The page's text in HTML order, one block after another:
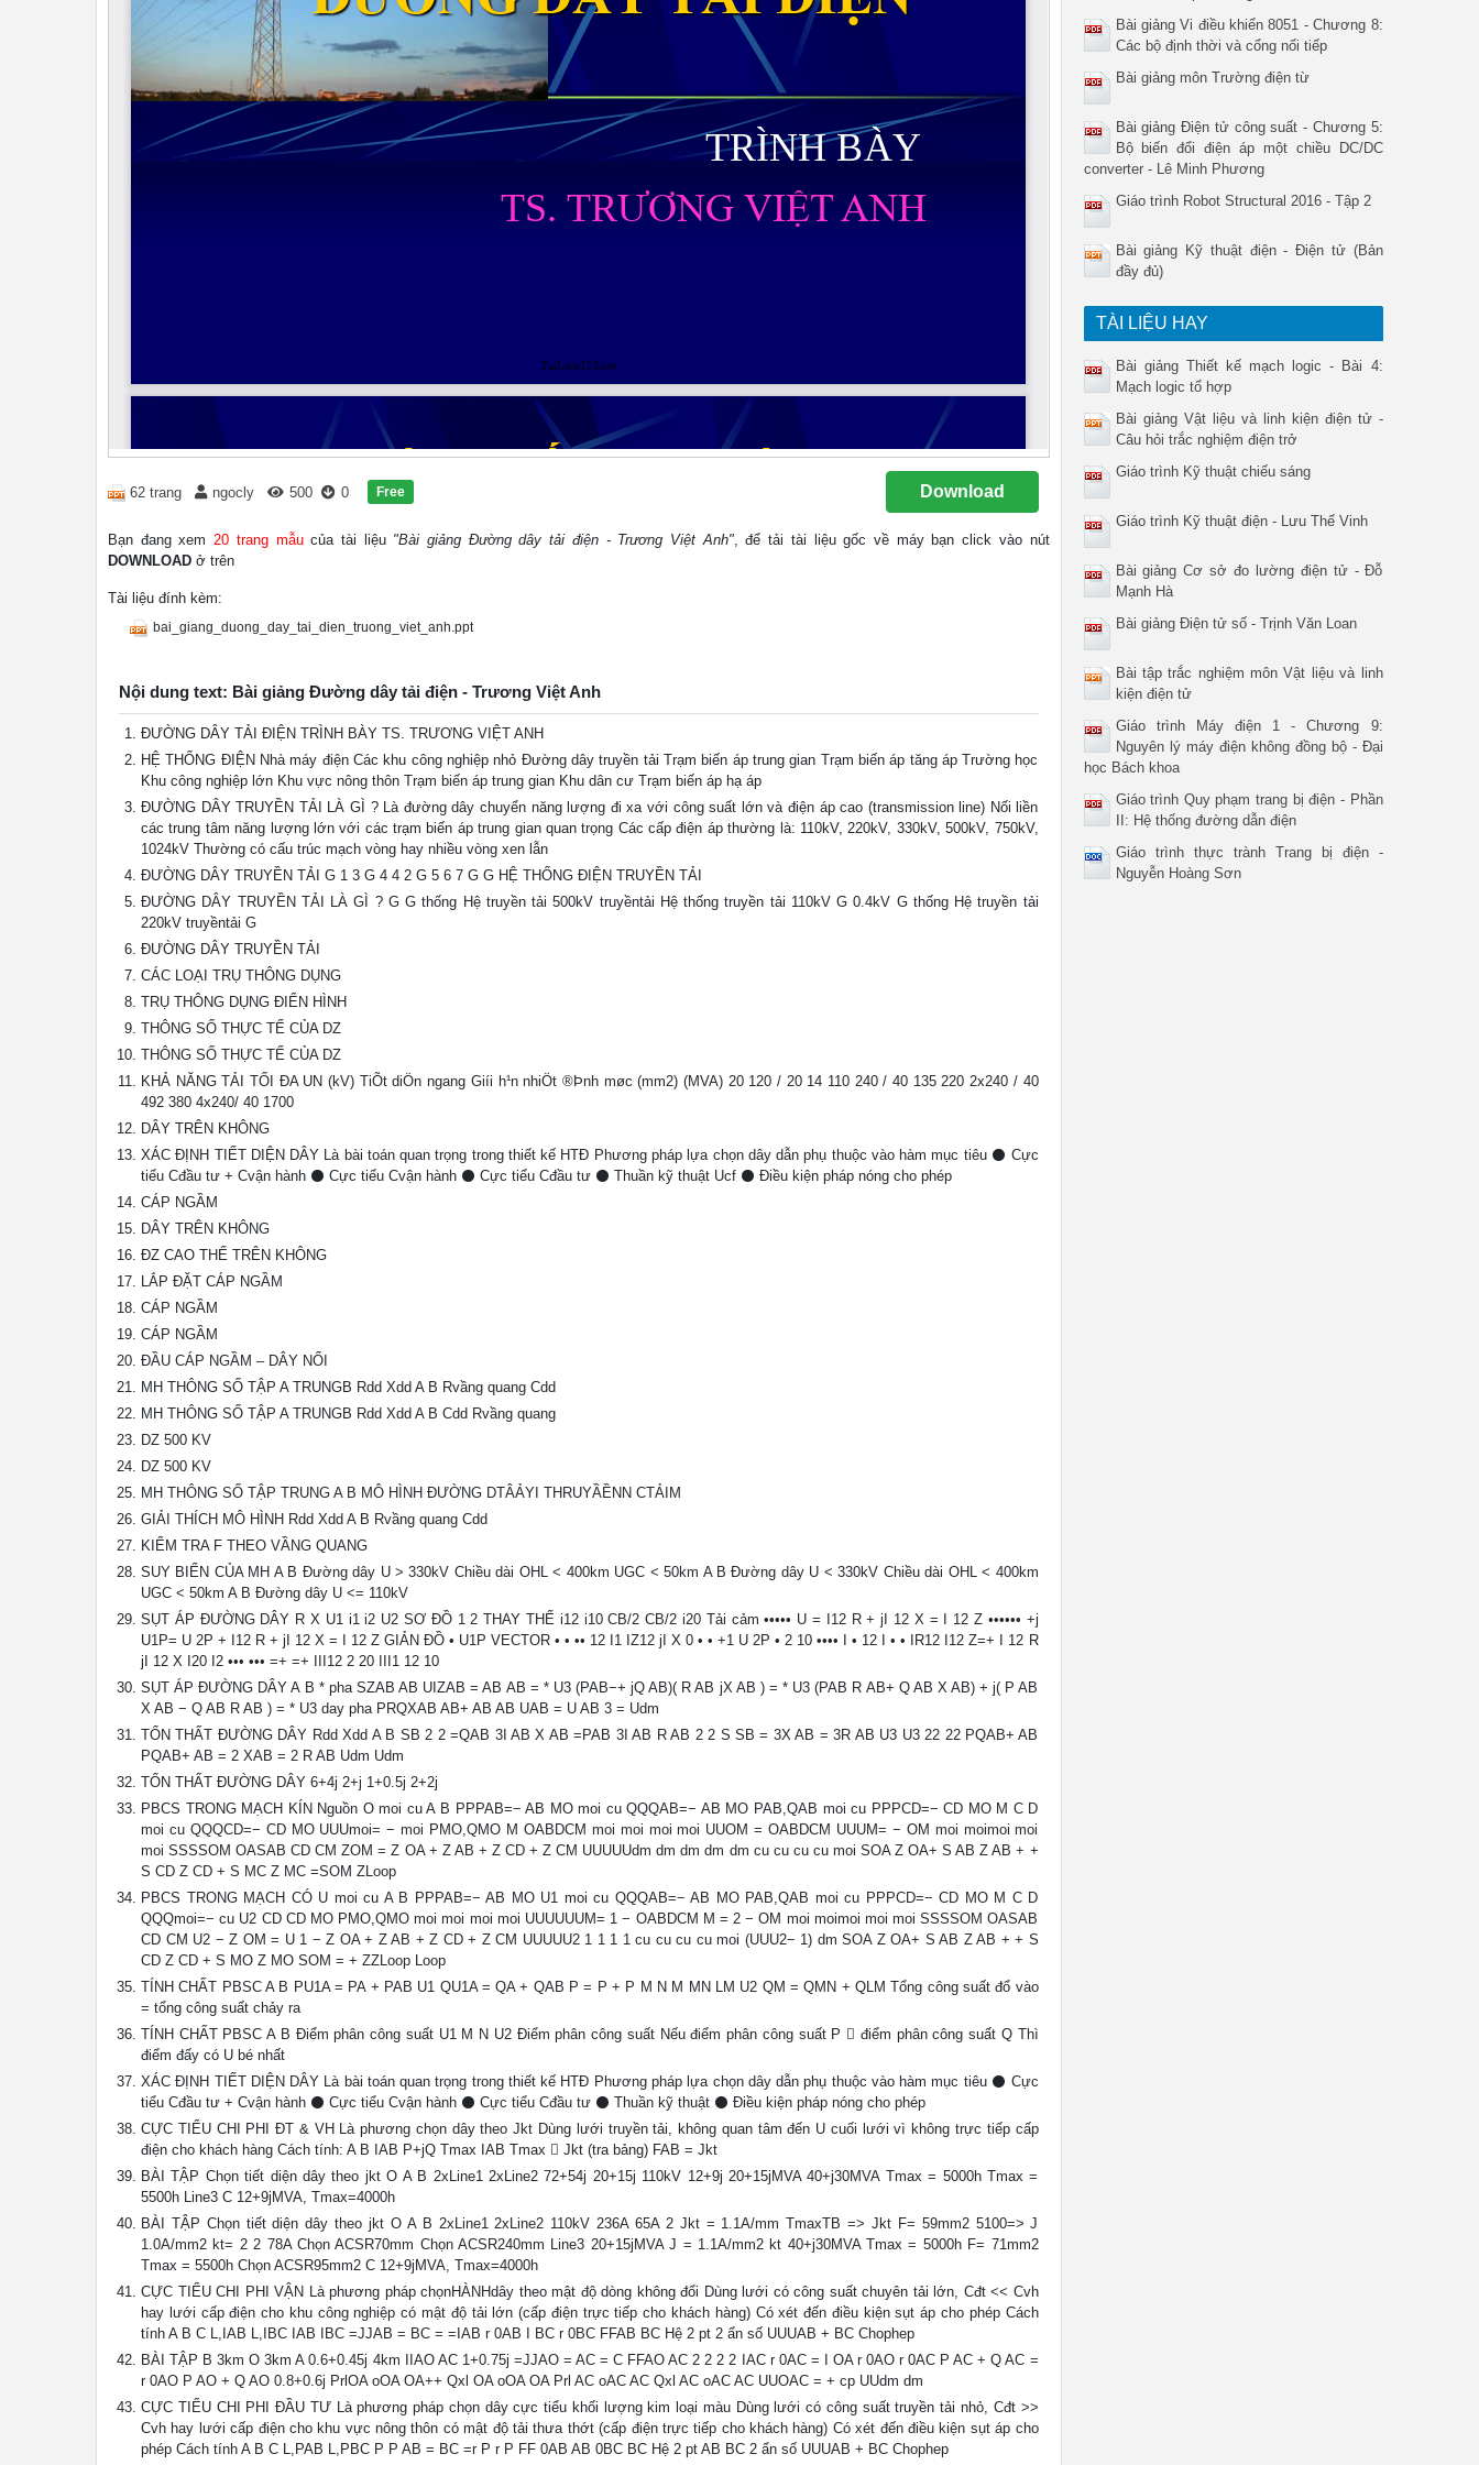
62 trang ngocly 500 0 Free Download
Bạn đang xem20 trang mẫucủa tài liệu "Bài giảng Đường dây tải điện - Trương Việt Anh", để tải tài liệu gốc về máy bạn click vào nút
DOWNLOAD ở trên
Tài liệu đính kèm:
bai_giang_duong_day_tai_dien_truong_viet_anh.ppt
Nội dung text: Bài giảng Đường dây tải điện - Trương Việt Anh
ĐƯỜNG DÂY TẢI ĐIỆN TRÌNH BÀY TS. TRƯƠNG VIỆT ANH
HỆ THỐNG ĐIỆN Nhà máy điện Các khu công nghiệp nhỏ Đường dây truyền tải Trạm biến áp trung gian Trạm biến áp tăng áp Trường học
Khu công nghiệp lớn Khu vực nông thôn Trạm biến áp trung gian Khu dân cư Trạm biến áp hạ áp
ĐƯỜNG DÂY TRUYỀN TẢI LÀ GÌ ? Là đường dây chuyển năng lượng đi xa với công suất lớn và điện áp cao (transmission line) Nối liền
các trung tâm năng lượng lớn với các trạm biến áp trung gian quan trọng Các cấp điện áp thường là: 110kV, 220kV, 330kV, 500kV, 750kV,
1024kV Thường có cấu trúc mạch vòng hay nhiều vòng xen lẫn
ĐƯỜNG DÂY TRUYỀN TẢI G 1 3 G 4 4 2 G 5 6 7 G G HỆ THỐNG ĐIỆN TRUYỀN TẢI
ĐƯỜNG DÂY TRUYỀN TẢI LÀ GÌ ? G G thống Hệ truyền tải 500kV truyềntải Hệ thống truyền tải 110kV G 0.4kV G thống Hệ truyền tải
220kV truyềntải G
ĐƯỜNG DÂY TRUYỀN TẢI
CÁC LOẠI TRỤ THÔNG DỤNG
TRỤ THÔNG DỤNG ĐIỂN HÌNH
THÔNG SỐ THỰC TẾ CỦA DZ
THÔNG SỐ THỰC TẾ CỦA DZ
KHẢ NĂNG TẢI TỐI ĐA UN (kV) TiÕt diÖn ngang Giíi h¹n nhiÖt ®Þnh møc (mm2) (MVA) 20 120 / 20 14 110 240 / 40 135 220 2x240 / 40
492 380 4x240/ 40 1700
DÂY TRÊN KHÔNG
XÁC ĐỊNH TIẾT DIỆN DÂY Là bài toán quan trọng trong thiết kế HTĐ Phương pháp lựa chọn dây dẫn phụ thuộc vào hàm mục tiêu ⚫ Cực
tiểu Cđầu tư + Cvận hành ⚫ Cực tiểu Cvận hành ⚫ Cực tiểu Cđầu tư ⚫ Thuần kỹ thuật Ucf ⚫ Điều kiện pháp nóng cho phép
CÁP NGẦM
DÂY TRÊN KHÔNG
ĐZ CAO THẾ TRÊN KHÔNG
LẮP ĐẶT CÁP NGẦM
CÁP NGẦM
CÁP NGẦM
ĐẦU CÁP NGẦM – DÂY NỔI
MH THÔNG SỐ TẬP A TRUNGB Rdd Xdd A B Rvầng quang Cdd
MH THÔNG SỐ TẬP A TRUNGB Rdd Xdd A B Cdd Rvầng quang
DZ 500 KV
DZ 500 KV
MH THÔNG SỐ TẬP TRUNG A B MÔ HÌNH ĐƯỜNG DTÂẢYI THRUYẦỀNN CTẢIM
GIẢI THÍCH MÔ HÌNH Rdd Xdd A B Rvầng quang Cdd
KIỂM TRA F THEO VẦNG QUANG
SUY BIẾN CỦA MH A B Đường dây U > 330kV Chiều dài OHL < 400km UGC < 50km A B Đường dây U < 330kV Chiều dài OHL < 400km
UGC < 50km A B Đường dây U <= 110kV
SỤT ÁP ĐƯỜNG DÂY R X U1 i1 i2 U2 SƠ ĐỒ 1 2 THAY THẾ i12 i10 CB/2 CB/2 i20 Tải cảm ••••• U = I12 R + jI 12 X = I 12 Z •••••• +j
U1P= U 2P + I12 R + jI 12 X = I 12 Z GIẢN ĐỒ • U1P VECTOR • • •• 12 I1 IZ12 jI X 0 • • +1 U 2P • 2 10 •••• I • 12 I • • IR12 I12 Z=+ I 12 R
jI 12 X I20 I2 ••• ••• =+ =+ III12 2 20 III1 12 10
SỤT ÁP ĐƯỜNG DÂY A B * pha SZAB AB UIZAB = AB AB = * U3 (PAB−+ jQ AB)( R AB jX AB ) = * U3 (PAB R AB+ Q AB X AB) + j( P AB
X AB − Q AB R AB ) = * U3 day pha PRQXAB AB+ AB AB UAB = U AB 3 = Udm
TỔN THẤT ĐƯỜNG DÂY Rdd Xdd A B SB 2 2 =QAB 3I AB X AB =PAB 3I AB R AB 2 2 S SB = 3X AB = 3R AB U3 U3 22 22 PQAB+ AB
PQAB+ AB = 2 XAB = 2 R AB Udm Udm
TỔN THẤT ĐƯỜNG DÂY 6+4j 2+j 1+0.5j 2+2j
PBCS TRONG MẠCH KÍN Nguồn O moi cu A B PPPAB=− AB MO moi cu QQQAB=− AB MO PAB,QAB moi cu PPPCD=− CD MO M C D
moi cu QQQCD=− CD MO UUUmoi= − moi PMO,QMO M OABDCM moi moi moi moi UUOM = OABDCM UUUM= − OM moi moimoi moi
moi SSSSOM OASAB CD CM ZOM = Z OA + Z AB + Z CD + Z CM UUUUUdm dm dm dm dm cu cu cu cu moi SOA Z OA+ S AB Z AB + +
S CD Z CD + S MC Z MC =SOM ZLoop
PBCS TRONG MẠCH CÓ U moi cu A B PPPAB=− AB MO U1 moi cu QQQAB=− AB MO PAB,QAB moi cu PPPCD=− CD MO M C D
QQQmoi=− cu U2 CD CD MO PMO,QMO moi moi moi moi UUUUUUM= 1 − OABDCM M = 2 − OM moi moimoi moi moi SSSSOM OASAB
CD CM U2 − Z OM = U 1 − Z OA + Z AB + Z CD + Z CM UUUUU2 1 1 1 1 cu cu cu cu moi (UUU2− 1) dm SOA Z OA+ S AB Z AB + + S
CD Z CD + S MO Z MO SOM = + ZZLoop Loop
TÍNH CHẤT PBSC A B PU1A = PA + PAB U1 QU1A = QA + QAB P = P + P M N M MN LM U2 QM = QMN + QLM Tổng công suất đổ vào
= tổng công suất chảy ra
TÍNH CHẤT PBSC A B Điểm phân công suất U1 M N U2 Điểm phân công suất Nếu điểm phân công suất P  điểm phân công suất Q Thì
điểm đấy có U bé nhất
XÁC ĐỊNH TIẾT DIỆN DÂY Là bài toán quan trọng trong thiết kế HTĐ Phương pháp lựa chọn dây dẫn phụ thuộc vào hàm mục tiêu ⚫ Cực
tiểu Cđầu tư + Cvận hành ⚫ Cực tiểu Cvận hành ⚫ Cực tiểu Cđầu tư ⚫ Thuần kỹ thuật ⚫ Điều kiện pháp nóng cho phép
CỰC TIỂU CHI PHI ĐT & VH Là phương chọn dây theo Jkt Dùng lưới truyền tải, không quan tâm đến U cuối lưới vì không trực tiếp cấp
điện cho khách hàng Cách tính: A B IAB P+jQ Tmax IAB Tmax  Jkt (tra bảng) FAB = Jkt
BÀI TẬP Chọn tiết diện dây theo jkt O A B 2xLine1 2xLine2 72+54j 20+15j 110kV 12+9j 20+15jMVA 40+j30MVA Tmax = 5000h Tmax =
5500h Line3 C 12+9jMVA, Tmax=4000h
BÀI TẬP Chọn tiết diện dây theo jkt O A B 2xLine1 2xLine2 110kV 236A 65A 2 Jkt = 1.1A/mm TmaxTB => Jkt F= 59mm2 5100=> J
1.0A/mm2 kt= 2 2 78A Chọn ACSR70mm Chọn ACSR240mm Line3 20+15jMVA J = 1.1A/mm2 kt 40+j30MVA Tmax = 5000h F= 71mm2
Tmax = 5500h Chọn ACSR95mm2 C 12+9jMVA, Tmax=4000h
CỰC TIỂU CHI PHI VẬN Là phương pháp chọnHÀNHdây theo mật độ dòng không đổi Dùng lưới có công suất chuyên tải lớn, Cđt << Cvh
hay lưới cấp điện cho khu công nghiệp có mật độ tải lớn (cấp điện trực tiếp cho khách hàng) Có xét đến điều kiện sụt áp cho phép Cách
tính A B C L,IAB L,IBC IAB IBC =JJAB = BC = =IAB r 0AB I BC r 0BC FFAB BC Hệ 2 pt 2 ẩn số UUUAB + BC Chophep
BÀI TẬP B 3km O 3km A 0.6+0.45j 4km IIAO AC 1+0.75j =JJAO = AC = C FFAO AC 2 2 2 2 IAC r 0AC = I OA r 0AO r 0AC P AC + Q AC =
r 0AO P AO + Q AO 0.8+0.6j PrlOA oOA OA++ Qxl OA oOA OA Prl AC oAC AC Qxl AC oAC AC UUOAC = + cp UUdm dm
CỰC TIỂU CHI PHI ĐẦU TƯ Là phương pháp chọn dây cực tiểu khối lượng kim loại màu Dùng lưới có công suất truyền tải nhỏ, Cđt >>
Cvh hay lưới cấp điện cho khu vực nông thôn có mật độ tải thưa thớt (cấp điện trực tiếp cho khách hàng) Có xét đến điều kiện sụt áp cho
phép Cách tính A B C L,PAB L,PBC P P AB = BC =r P r P FF 0AB AB 0BC BC Hệ 2 pt AB BC 2 ẩn số UUUAB + BC Chophep
Bài giảng Vi điều khiển 8051 - Chương 8:
Các bộ định thời và cổng nối tiếp
Bài giảng môn Trường điện từ
Bài giảng Điện tử công suất - Chương 5:
Bộ biến đổi điện áp một chiều DC/DC
converter - Lê Minh Phương
Giáo trình Robot Structural 2016 - Tập 2
Bài giảng Kỹ thuật điện - Điện tử (Bản
đầy đủ)
TÀI LIỆU HAY
Bài giảng Thiết kế mạch logic - Bài 4:
Mạch logic tổ hợp
Bài giảng Vật liệu và linh kiện điện tử -
Câu hỏi trắc nghiệm điện trở
Giáo trình Kỹ thuật chiếu sáng
Giáo trình Kỹ thuật điện - Lưu Thế Vinh
Bài giảng Cơ sở đo lường điện tử - Đỗ
Mạnh Hà
Bài giảng Điện tử số - Trịnh Văn Loan
Bài tập trắc nghiệm môn Vật liệu và linh
kiện điện tử
Giáo trình Máy điện 1 - Chương 9:
Nguyên lý máy điện không đồng bộ - Đại
học Bách khoa
Giáo trình Quy phạm trang bị điện - Phần
II: Hệ thống đường dẫn điện
Giáo trình thực trành Trang bị điện -
Nguyễn Hoàng Sơn